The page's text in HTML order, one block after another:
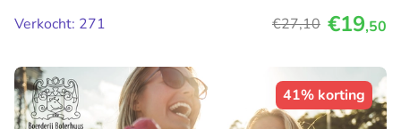
Verkocht: 271
€27,10 €19,50
41% korting